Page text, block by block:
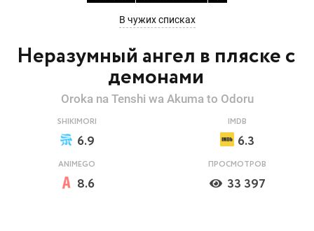
Неразумный ангел в пляске с
демонами
В чужих списках
Oroka na Tenshi wa Akuma to Odoru
SHIKIMORI
6.9
IMDB
6.3
ANIMEGO
8.6
ПРОСМОТРОВ
33 397